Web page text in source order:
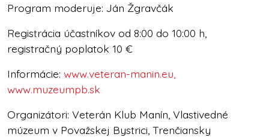
Program moderuje: Ján Žgravčák
Registrácia účastníkov od 8:00 do 10:00 h,
registračný poplatok 10 €
Informácie: www.veteran-manin.eu,
www.muzeumpb.sk
Organizátori: Veterán Klub Manín, Vlastivedné
múzeum v Považskej Bystrici, Trenčiansky